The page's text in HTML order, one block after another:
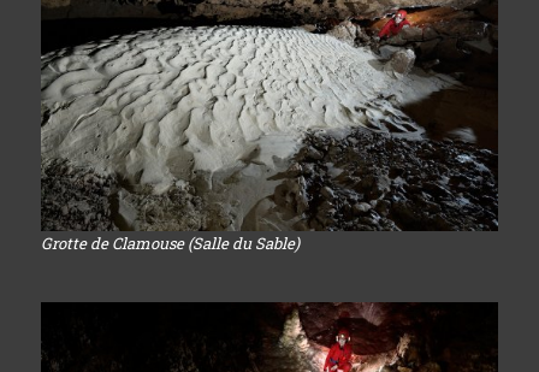
Grotte de Clamouse (Salle du Sable)